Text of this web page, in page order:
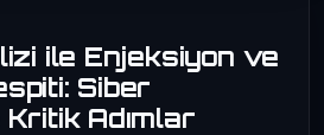
ile Enjeksiyon ve
Siber
Adımlar